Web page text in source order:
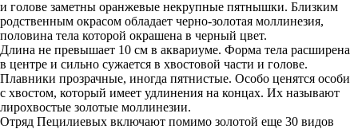
и голове заметны оранжевые некрупные пятнышки. Близким
родственным окрасом обладает черно-золотая моллинезия,
половина тела которой окрашена в черный цвет.
Длина не превышает 10 см в аквариуме. Форма тела расширена
в центре и сильно сужается в хвостовой части и голове.
Плавники прозрачные, иногда пятнистые. Особо ценятся особи
с хвостом, который имеет удлинения на концах. Их называют
лирохвостые золотые моллинезии.
Отряд Пецилиевых включают помимо золотой еще 30 видов